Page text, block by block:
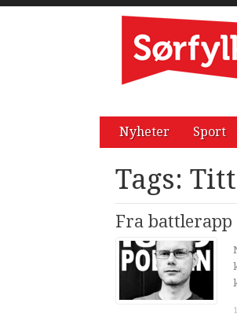
Nyheter Sport
Tags:
Fra battlerapp